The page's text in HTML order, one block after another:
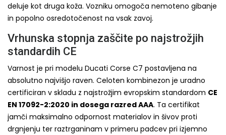
deluje kot druga koža. Vozniku omogoča nemoteno gibanje
in popolno osredotočenost na vsak zavoj.
Vrhunska stopnja zaščite po najstrožjih
standardih CE
Varnost je pri modelu Ducati Corse C7 postavljena na
absolutno najvišjo raven. Celoten kombinezon je uradno
certificiran v skladu z najstrožjim evropskim standardom CE
EN 17092-2:2020 in dosega razred AAA. Ta certifikat
jamči maksimalno odpornost materialov in šivov proti
drgnjenju ter raztrganinam v primeru padcev pri izjemno